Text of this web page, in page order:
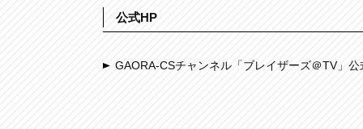
公式HP
GAORA-CSチャンネル「ブレイザーズ＠TV」公